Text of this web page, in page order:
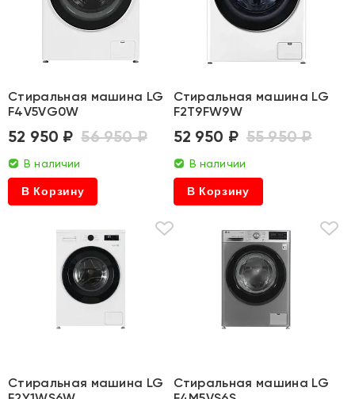
Стиральная машина LG
F4V5VG0W
52 950 ₽ 56 950 ₽
В наличии
В Корзину
Стиральная машина LG
F2T9FW9W
52 950 ₽ 55 950 ₽
В наличии
В Корзину
Стиральная машина LG
Стиральная машина LG